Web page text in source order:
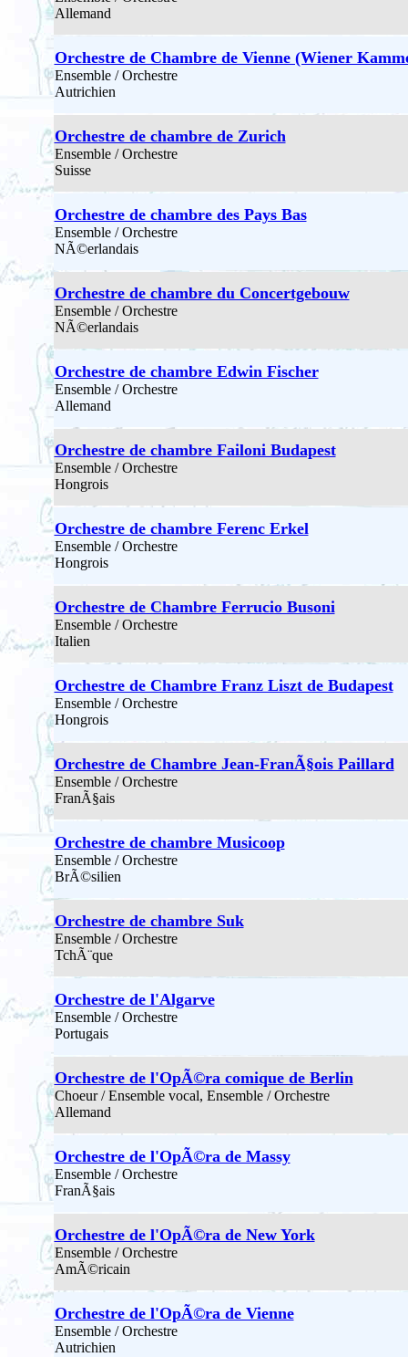
Allemand
Orchestre de Chambre de Vienne (Wiener
Ensemble / Orchestre
Autrichien
Orchestre de chambre de Zurich
Ensemble / Orchestre
Suisse
Orchestre de chambre des Pays Bas
Ensemble / Orchestre
NÃ©erlandais
Orchestre de chambre du Concertgebouw
Ensemble / Orchestre
NÃ©erlandais
Orchestre de chambre Edwin Fischer
Ensemble / Orchestre
Allemand
Orchestre de chambre Failoni Budapest
Ensemble / Orchestre
Hongrois
Orchestre de chambre Ferenc Erkel
Ensemble / Orchestre
Hongrois
Orchestre de Chambre Ferrucio Busoni
Ensemble / Orchestre
Italien
Orchestre de Chambre Franz Liszt de Budapest
Ensemble / Orchestre
Hongrois
Orchestre de Chambre Jean-FranÃ§ois Paillard
Ensemble / Orchestre
FranÃ§ais
Orchestre de chambre Musicoop
Ensemble / Orchestre
BrÃ©silien
Orchestre de chambre Suk
Ensemble / Orchestre
TchÃ¨que
Orchestre de l'Algarve
Ensemble / Orchestre
Portugais
Orchestre de l'OpÃ©ra comique de Berlin
Choeur / Ensemble vocal, Ensemble / Orchestre
Allemand
Orchestre de l'OpÃ©ra de Massy
Ensemble / Orchestre
FranÃ§ais
Orchestre de l'OpÃ©ra de New York
Ensemble / Orchestre
AmÃ©ricain
Orchestre de l'OpÃ©ra de Vienne
Ensemble / Orchestre
Autrichien